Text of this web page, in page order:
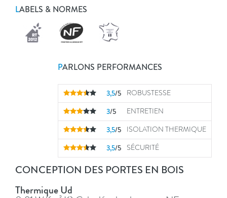
LABELS & NORMES
PARLONS PERFORMANCES
3,5/5 ROBUSTESSE
3/5 ENTRETIEN
3,5/5 ISOLATION THERMIQUE
3,5/5 SÉCURITÉ
CONCEPTION DES PORTES EN BOIS
Thermique Ud